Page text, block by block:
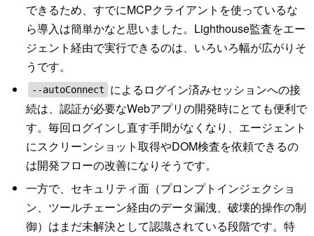
できるため、すでにMCPクライアントを使っているな
ら導入は簡単かなと思いました。Lighthouse監査をエー
ジェント経由で実行できるのは、いろいろ幅が広がりそ
うです。
--autoConnect
によるログイン済みセッションへの接
続は、認証が必要なWebアプリの開発時にとても便利で
す。毎回ログインし直す手間がなくなり、エージェント
にスクリーンショット取得やDOM検査を依頼できるの
は開発フローの改善になりそうです。
一方で、セキュリティ面（プロンプトインジェクショ
ン、ツールチェーン経由のデータ漏洩、破壊的操作の制
御）はまだ未解決として認識されている段階です。特